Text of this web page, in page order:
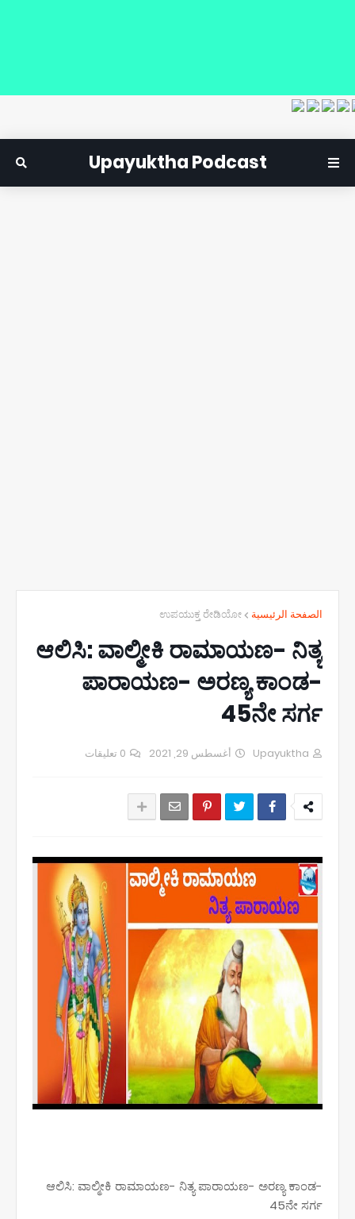
Upayuktha Podcast
الصفحة الرئيسية ಉಪಯುಕ್ತ ರೇಡಿಯೋ
ಆಲಿಸಿ: ವಾಲ್ಮೀಕಿ ರಾಮಾಯಣ- ನಿತ್ಯ
ಪಾರಾಯಣ- ಅರಣ್ಯ ಕಾಂಡ-
45ನೇ ಸರ್ಗ
Upayuktha أغسطس 29, 2021 0 تعليقات
ಆಲಿಸಿ: ವಾಲ್ಮೀಕಿ ರಾಮಾಯಣ- ನಿತ್ಯ ಪಾರಾಯಣ- ಅರಣ್ಯ ಕಾಂಡ-
45ನೇ ಸರ್ಗ